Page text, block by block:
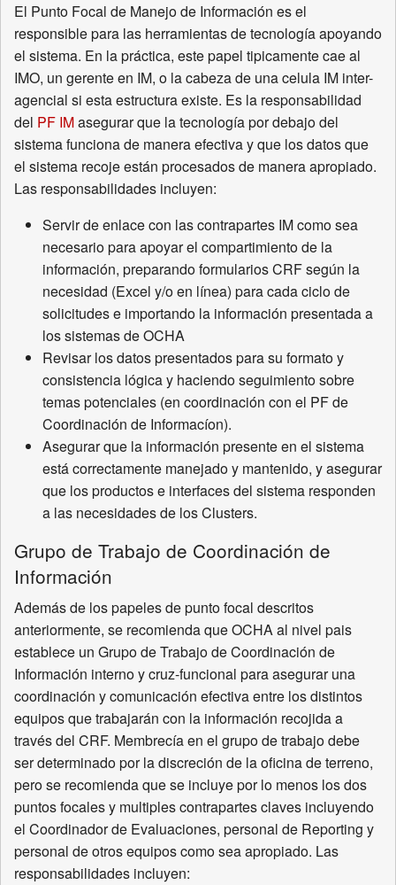
El Punto Focal de Manejo de Información es el
responsible para las herramientas de tecnología apoyando
el sistema. En la práctica, este papel tipicamente cae al
IMO, un gerente en IM, o la cabeza de una celula IM inter-
agencial si esta estructura existe. Es la responsabilidad
del PF IMasegurar que la tecnología por debajo del
sistema funciona de manera efectiva y que los datos que
el sistema recoje están procesados de manera apropiado.
Las responsabilidades incluyen:
Servir de enlace con las contrapartes IM como sea
necesario para apoyar el compartimiento de la
información, preparando formularios CRF según la
necesidad (Excel y/o en línea) para cada ciclo de
solicitudes e importando la información presentada a
los sistemas de OCHA
Revisar los datos presentados para su formato y
consistencia lógica y haciendo seguimiento sobre
temas potenciales (en coordinación con el PF de
Coordinación de Informacíon).
Asegurar que la información presente en el sistema
está correctamente manejado y mantenido, y asegurar
que los productos e interfaces del sistema responden
a las necesidades de los Clusters.
Grupo de Trabajo de Coordinación de
Información
Además de los papeles de punto focal descritos
anteriormente, se recomienda que OCHA al nivel pais
establece un Grupo de Trabajo de Coordinación de
Información interno y cruz-funcional para asegurar una
coordinación y comunicación efectiva entre los distintos
equipos que trabajarán con la información recojida a
través del CRF. Membrecía en el grupo de trabajo debe
ser determinado por la discreción de la oficina de terreno,
pero se recomienda que se incluye por lo menos los dos
puntos focales y multiples contrapartes claves incluyendo
el Coordinador de Evaluaciones, personal de Reporting y
personal de otros equipos como sea apropiado. Las
responsabilidades incluyen: